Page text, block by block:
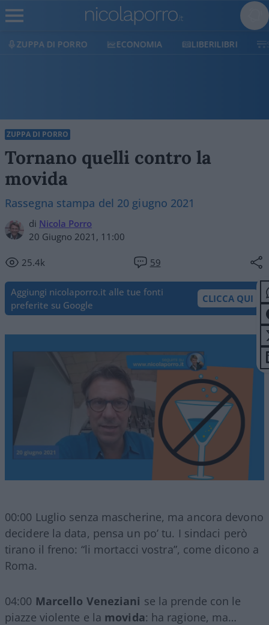
PORRO ECONOMIA LIBERILIBRI SHOP
ZUPPA DI PORRO
Tornano quelli contro la
movida
Rassegna stampa del 20 giugno 2021
di Nicola Porro
20 Giugno 2021, 11:00
25.4k 59
Aggiungi nicolaporro.it alle tue fonti
preferite su Google
CLICCA QUI
00:00 Luglio senza mascherine, ma ancora devono
decidere la data, pensa un po’ tu. I sindaci però
tirano il freno: “li mortacci vostra”, come dicono a
Roma.
04:00 Marcello Veneziani se la prende con le
piazze violente e la movida: ha ragione, ma…